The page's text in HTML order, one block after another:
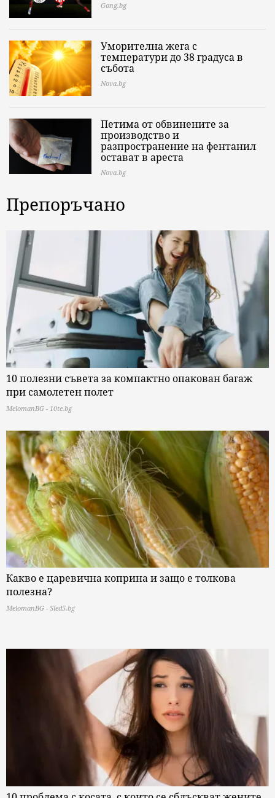
Gong.bg
Уморителна жега с
температури до 38 градуса в
събота
Nova.bg
Петима от обвинените за
производство и
разпространение на фентанил
остават в ареста
Nova.bg
Препоръчано
10 полезни съвета за компактно опакован багаж
при самолетен полет
MelomanBG - 10te.bg
Какво е царевична коприна и защо е толкова
полезна?
MelomanBG - Sled5.bg